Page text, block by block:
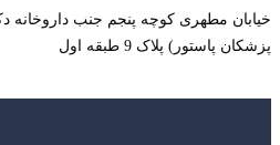
خیابان مطهری کوچه پنجم جنب داروخانه
پزشکان پاستور) پلاک 9 طبقه اول